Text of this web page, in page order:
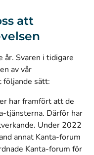
att
år. Svaren i tidigare
av vår
följande sätt:
har framfört att de
tjänsterna. Därför har
Under 2022
annat Kanta-forum
Kanta-forum för